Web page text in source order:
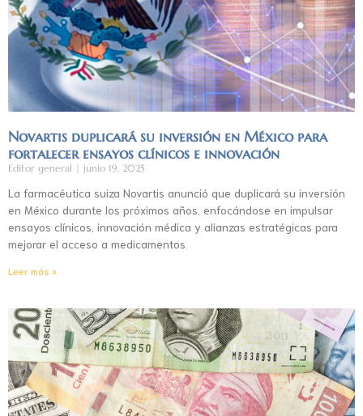
Novartis duplicará su inversión en México para
fortalecer ensayos clínicos e innovación
Editor general junio 19, 2025
La farmacéutica suiza Novartis anunció que duplicará su inversión
en México durante los próximos años, enfocándose en impulsar
ensayos clínicos, innovación médica y alianzas estratégicas para
mejorar el acceso a medicamentos.
Leer más »